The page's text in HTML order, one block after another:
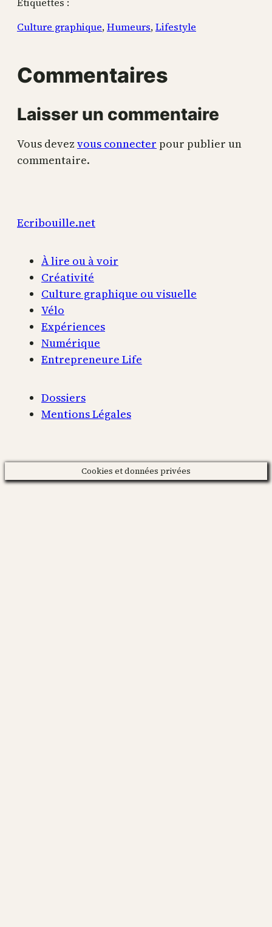
Culture graphique, Humeurs, Lifestyle
Commentaires
Laisser un commentaire
Vous devez vous connecter pour publier un
commentaire.
Ecribouille.net
À lire ou à voir
Créativité
Culture graphique ou visuelle
Vélo
Expériences
Numérique
Entrepreneure Life
Dossiers
Mentions Légales
Cookies et données privées